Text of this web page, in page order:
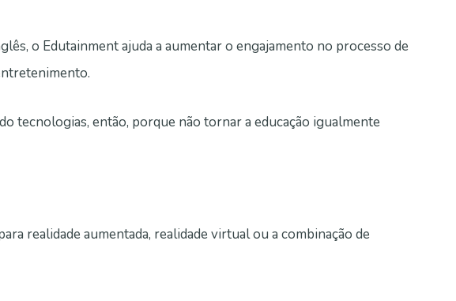
o Edutainment ajuda a aumentar o engajamento no processo de
tecnologias, então, porque não tornar a educação igualmente
realidade aumentada, realidade virtual ou a combinação de